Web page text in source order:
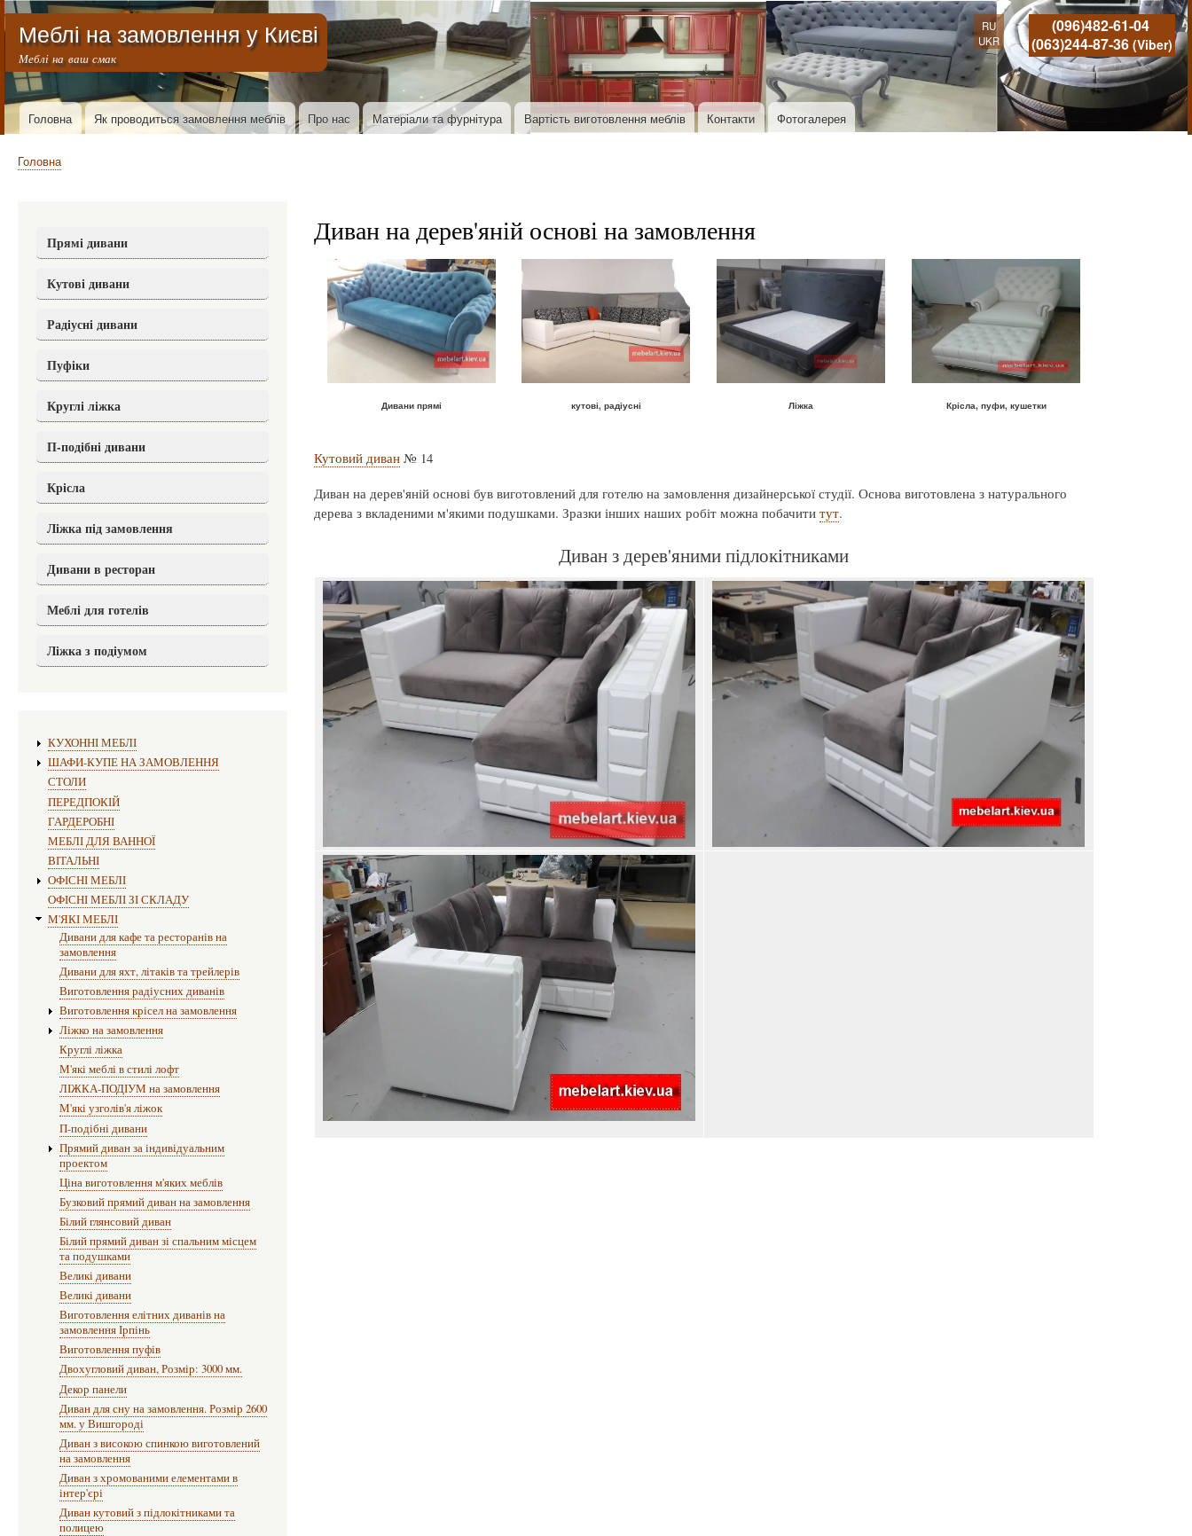
Перейти до основного вмісту
Меню облікового запису користувача
Меблі на замовлення у Києві
Меблі на ваш смак
(096)482-61-04
(063)244-87-36 (Viber)
RU
UKR
Основна навіґація
Головна Як проводиться замовлення меблів Про нас Матеріали та фурнітура Вартість виготовлення меблів Контакти Фотогалерея
Рядок навіґації
Головна
Диван на дерев'яній основі на замовлення
Дивани прямі кутові, радіусні Ліжка Крісла, пуфи, кушетки
Кутовий диван№ 14
Диван на дерев'яній основі був виготовлений для готелю на замовлення дизайнерської студії. Основа виготовлена з натурального
дерева з вкладеними м'якими подушками. Зразки інших наших робіт можна побачити тут.
Диван з дерев'яними підлокітниками
Прямі дивани
Кутові дивани
Радіусні дивани
Пуфіки
Круглі ліжка
П-подібні дивани
Крісла
Ліжка під замовлення
Дивани в ресторан
Меблі для готелів
Ліжка з подіумом
КУХОННІ МЕБЛІ
ШАФИ-КУПЕ НА ЗАМОВЛЕННЯ
СТОЛИ
ПЕРЕДПОКІЙ
ГАРДЕРОБНІ
МЕБЛІ ДЛЯ ВАННОЇ
ВІТАЛЬНІ
ОФІСНІ МЕБЛІ
ОФІСНІ МЕБЛІ ЗІ СКЛАДУ
М'ЯКІ МЕБЛІ
Дивани для кафе та ресторанів на
замовлення
Дивани для яхт, літаків та трейлерів
Виготовлення радіусних диванів
Виготовлення крісел на замовлення
Ліжко на замовлення
Круглі ліжка
М'які меблі в стилі лофт
ЛІЖКА-ПОДІУМ на замовлення
М'які узголів'я ліжок
П-подібні дивани
Прямий диван за індивідуальним
проектом
Ціна виготовлення м'яких меблів
Бузковий прямий диван на замовлення
Білий глянсовий диван
Білий прямий диван зі спальним місцем
та подушками
Великі дивани
Великі дивани
Виготовлення елітних диванів на
замовлення Ірпінь
Виготовлення пуфів
Двохугловий диван, Розмір: 3000 мм.
Декор панели
Диван для сну на замовлення. Розмір 2600
мм. у Вишгороді
Диван з високою спинкою виготовлений
на замовлення
Диван з хромованими елементами в
інтер'єрі
Диван кутовий з підлокітниками та
полицею